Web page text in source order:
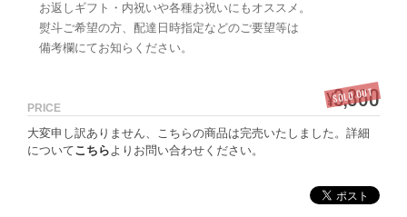
お返しギフト・内祝いや各種お祝いにもオススメ。
熨斗ご希望の方、配達日時指定などのご要望等は
備考欄にてお知らください。
PRICE ¥3,860
SOLD OUT
大変申し訳ありません、こちらの商品は完売いたしました。詳細
についてこちらよりお問い合わせください。